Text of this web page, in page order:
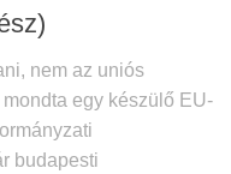
nem az uniós
egy készülő EU-
budapesti